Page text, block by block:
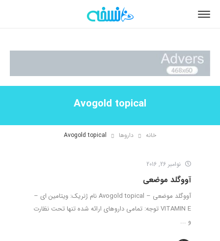
Avogold topical
خانه داروها Avogold topical
نوامبر 26, 2016
آووگلد موضعی
آووگلد موضعی – Avogold topical نام ژنریک: ویتامین ای –
VITAMIN E توجه: تمامی داروهای ارائه شده تنها تحت نظارت
و ...